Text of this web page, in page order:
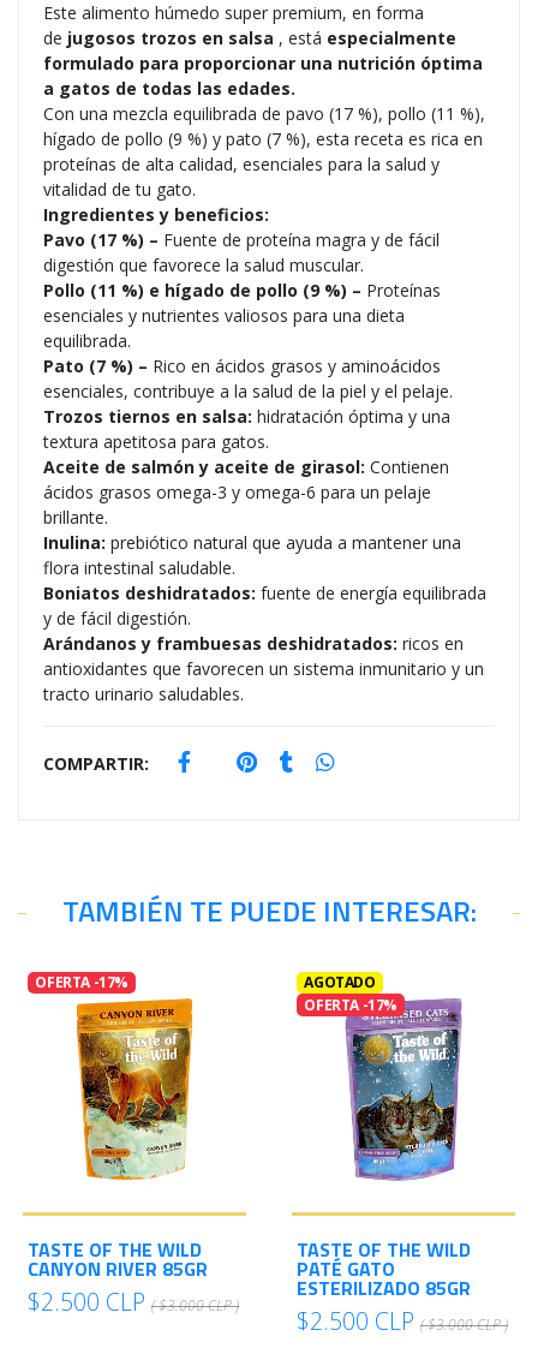
Este alimento húmedo super premium, en forma
de jugosos trozos en salsa , está especialmente
formulado para proporcionar una nutrición óptima
a gatos de todas las edades.
Con una mezcla equilibrada de pavo (17 %), pollo (11 %),
hígado de pollo (9 %) y pato (7 %), esta receta es rica en
proteínas de alta calidad, esenciales para la salud y
vitalidad de tu gato.
Ingredientes y beneficios:
Pavo (17 %) – Fuente de proteína magra y de fácil
digestión que favorece la salud muscular.
Pollo (11 %) e hígado de pollo (9 %) – Proteínas
esenciales y nutrientes valiosos para una dieta
equilibrada.
Pato (7 %) – Rico en ácidos grasos y aminoácidos
esenciales, contribuye a la salud de la piel y el pelaje.
Trozos tiernos en salsa: hidratación óptima y una
textura apetitosa para gatos.
Aceite de salmón y aceite de girasol: Contienen
ácidos grasos omega-3 y omega-6 para un pelaje
brillante.
Inulina: prebiótico natural que ayuda a mantener una
flora intestinal saludable.
Boniatos deshidratados: fuente de energía equilibrada
y de fácil digestión.
Arándanos y frambuesas deshidratados: ricos en
antioxidantes que favorecen un sistema inmunitario y un
tracto urinario saludables.
COMPARTIR:
TAMBIÉN TE PUEDE INTERESAR:
OFERTA -17%
TASTE OF THE WILD
CANYON RIVER 85GR
$2.500 CLP ( $3.000 CLP )
AGOTADO
OFERTA -17%
TASTE OF THE WILD
PATÉ GATO
ESTERILIZADO 85GR
$2.500 CLP ( $3.000 CLP )